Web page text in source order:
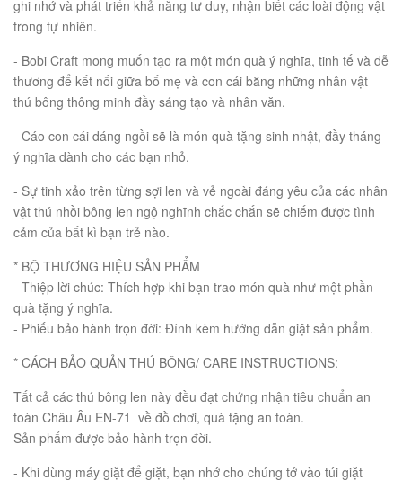
ghi nhớ và phát triển khả năng tư duy, nhận biết các loài động vật
trong tự nhiên.
- Bobi Craft mong muốn tạo ra một món quà ý nghĩa, tinh tế và dễ
thương để kết nối giữa bố mẹ và con cái bằng những nhân vật
thú bông thông minh đầy sáng tạo và nhân văn.
- Cáo con cái dáng ngồi sẽ là món quà tặng sinh nhật, đầy tháng
ý nghĩa dành cho các bạn nhỏ.
- Sự tinh xảo trên từng sợi len và vẻ ngoài đáng yêu của các nhân
vật thú nhồi bông len ngộ nghĩnh chắc chắn sẽ chiếm được tình
cảm của bất kì bạn trẻ nào.
* BỘ THƯƠNG HIỆU SẢN PHẨM
- Thiệp lời chúc: Thích hợp khi bạn trao món quà như một phần
quà tặng ý nghĩa.
- Phiếu bảo hành trọn đời: Đính kèm hướng dẫn giặt sản phẩm.
* CÁCH BẢO QUẢN THÚ BÔNG/ CARE INSTRUCTIONS:
Tất cả các thú bông len này đều đạt chứng nhận tiêu chuẩn an
toàn Châu Âu EN-71 về đồ chơi, quà tặng an toàn.
Sản phẩm được bảo hành trọn đời.
- Khi dùng máy giặt để giặt, bạn nhớ cho chúng tớ vào túi giặt